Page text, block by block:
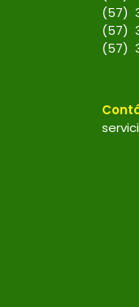
(57)
(57)
(57)